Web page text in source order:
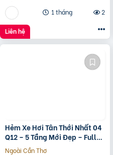
1 tháng
2
Liên hệ
Hẻm Xe Hơi Tân Thới Nhất 04
Q12 – 5 Tầng Mới Đẹp – Full
Nội Thất – Giá 7.3 Tỷ
Ngoài Cần Thơ